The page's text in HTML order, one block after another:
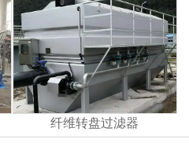
纤维转盘过滤器